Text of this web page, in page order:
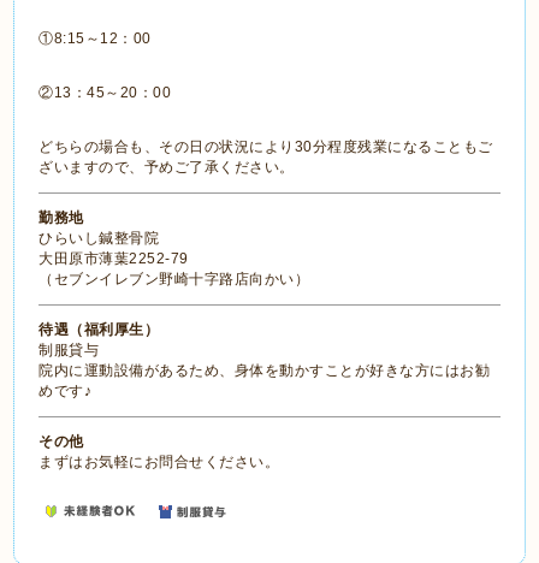
①8:15～12：00
②13：45～20：00
どちらの場合も、その日の状況により30分程度残業になることもご
ざいますので、予めご了承ください。
勤務地
ひらいし鍼整骨院
大田原市薄葉2252-79
（セブンイレブン野崎十字路店向かい）
待遇（福利厚生）
制服貸与
院内に運動設備があるため、身体を動かすことが好きな方にはお勧
めです♪
その他
まずはお気軽にお問合せください。